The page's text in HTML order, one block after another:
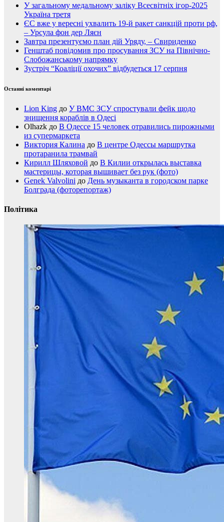
У загальному медальному заліку Всесвітніх ігор-2025
Україна третя
ЄС вже у вересні ухвалить 19-й ракет санкцій проти рф,
– Урсула фон дер Ляєн
Завтра презентуємо план дій Уряду, – Свириденко
Генштаб повідомив про просування ЗСУ на Північно-
Слобожанському напрямку
Зустріч “Коаліції охочих” відбудеться 17 серпня
Останні коментарі
Lion King до У ВМС ЗСУ спростували фейк щодо
знищення кораблів в Одесі
Olhazk до В Одессе 15 человек отравились пирожными
из супермаркета
Виктория Калина до В центре Одессы маршрутка
протаранила трамвай
Кирилл Шляховой до В Килии открылась выставка
мастерицы, которая вышивает без рук (фото)
Genek Valvolini до День музыканта в городском парке
Болграда (фоторепортаж)
Політика